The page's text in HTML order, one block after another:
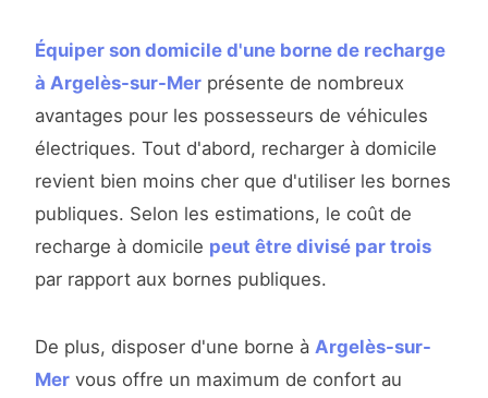
Équiper son domicile d'une borne de recharge
à Argelès-sur-Mer présente de nombreux
avantages pour les possesseurs de véhicules
électriques. Tout d'abord, recharger à domicile
revient bien moins cher que d'utiliser les bornes
publiques. Selon les estimations, le coût de
recharge à domicile peut être divisé par trois
par rapport aux bornes publiques.
De plus, disposer d'une borne à Argelès-sur-
Mer vous offre un maximum de confort au